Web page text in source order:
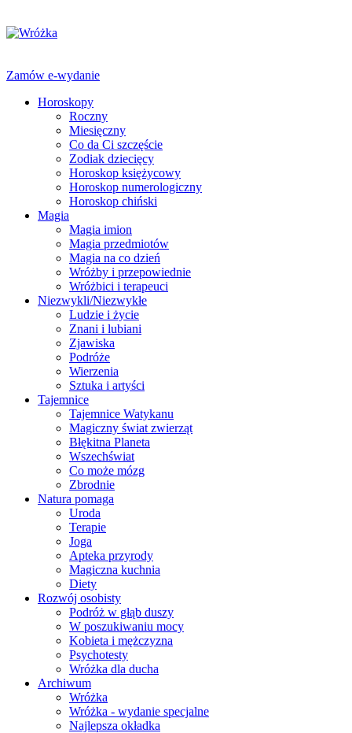
Zamów e-wydanie
Horoskopy
Roczny
Miesięczny
Co da Ci szczęście
Zodiak dziecięcy
Horoskop księżycowy
Horoskop numerologiczny
Horoskop chiński
Magia
Magia imion
Magia przedmiotów
Magia na co dzień
Wróżby i przepowiednie
Wróżbici i terapeuci
Niezwykli/Niezwykłe
Ludzie i życie
Znani i lubiani
Zjawiska
Podróże
Wierzenia
Sztuka i artyści
Tajemnice
Tajemnice Watykanu
Magiczny świat zwierząt
Błękitna Planeta
Wszechświat
Co może mózg
Zbrodnie
Natura pomaga
Uroda
Terapie
Joga
Apteka przyrody
Magiczna kuchnia
Diety
Rozwój osobisty
Podróż w głąb duszy
W poszukiwaniu mocy
Kobieta i mężczyzna
Psychotesty
Wróżka dla ducha
Archiwum
Wróżka
Wróżka - wydanie specjalne
Najlepsza okładka